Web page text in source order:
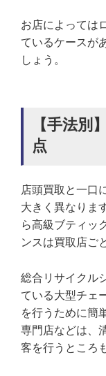
お店によっては
ているケースが
しょう。
【手法別
点
店頭買取と一口
大きく異なりま
ら高級ブティッ
ンスは買取店ご
総合リサイクル
ている大型チェ
を行うために簡
専門店などは、
客を行うところ